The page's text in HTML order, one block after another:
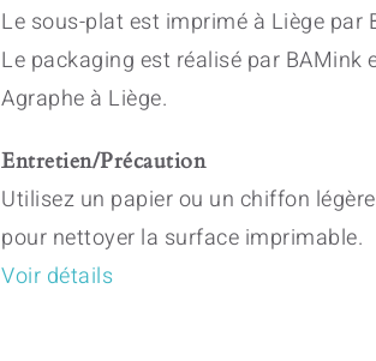
Le sous-plat est imprimé à Liège par
Le packaging est réalisé par BAMink
Agraphe à Liège.
Entretien/Précaution
Utilisez un papier ou un chiffon
pour nettoyer la surface imprimable.
Voir détails